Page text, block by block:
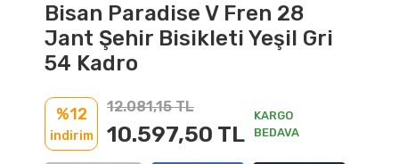
Bisan Paradise V Fren 28
Jant Şehir Bisikleti Yeşil Gri
54 Kadro
%12
indirim
12.081,15 TL
10.597,50 TL
KARGO
BEDAVA